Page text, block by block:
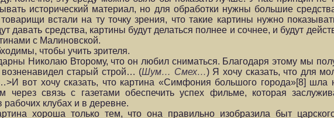
исторический материал, но для обработки нужны большие
встали на ту точку зрения, что такие картины нужно
давать средства, картины будут делаться полнее и сочнее, и будут
с Малиновской.
чтобы учить зрителя.
Николаю Второму, что он любил сниматься. Благодаря этому мы
старый строй… (Шум… Смех…) Я хочу сказать, что для
вот хочу сказать, что картина «Симфония большого города»[8]
связь с газетами обеспечить успех фильме, которая
клубах и в деревне.
хороша только тем, что она правильно изобразила быт